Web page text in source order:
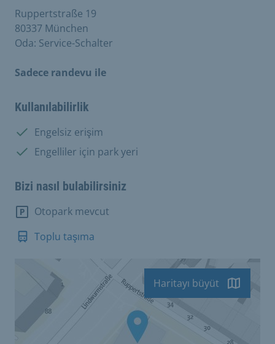
Ruppertstraße 19
80337 München
Oda: Service-Schalter
Sadece randevu ile
Kullanılabilirlik
Mevcut:Engelsiz erişim
Mevcut:Engelliler için park yeri
Bizi nasıl bulabilirsiniz
Otopark mevcut
Toplu taşıma
Haritayı büyüt